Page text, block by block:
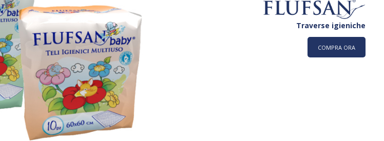
Traverse igieniche
COMPRA ORA